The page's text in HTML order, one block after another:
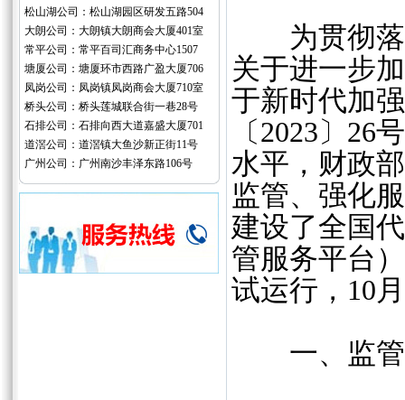
松山湖公司：松山湖园区研发五路504
大朗公司：大朗镇大朗商会大厦401室
常平公司：常平百司汇商务中心1507
塘厦公司：塘厦环市西路广盈大厦706
凤岗公司：凤岗镇凤岗商会大厦710室
桥头公司：桥头莲城联合街一巷28号
石排公司：石排向西大道嘉盛大厦701
道滘公司：道滘镇大鱼沙新正街11号
广州公司：广州南沙丰泽东路106号
为贯彻落
关于进一步
于新时代加
〔2023〕26
水平，财政
监管、强化
建设了全国
管服务平台
试运行，10
一、监管